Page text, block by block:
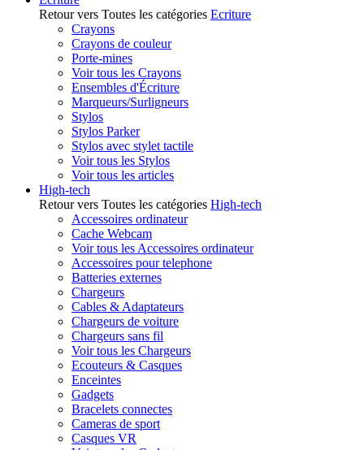
Retour vers Toutes les catégories Ecriture
Crayons
Crayons de couleur
Porte-mines
Voir tous les Crayons
Ensembles d'Écriture
Marqueurs/Surligneurs
Stylos
Stylos Parker
Stylos avec stylet tactile
Voir tous les Stylos
Voir tous les articles
High-tech
Retour vers Toutes les catégories High-tech
Accessoires ordinateur
Cache Webcam
Voir tous les Accessoires ordinateur
Accessoires pour telephone
Batteries externes
Chargeurs
Cables & Adaptateurs
Chargeurs de voiture
Chargeurs sans fil
Voir tous les Chargeurs
Ecouteurs & Casques
Enceintes
Gadgets
Bracelets connectes
Cameras de sport
Casques VR